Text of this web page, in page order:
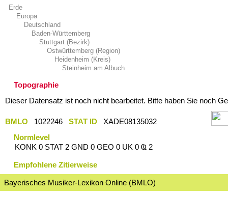
Erde
Europa
Deutschland
Baden-Württemberg
Stuttgart (Bezirk)
Ostwürttemberg (Region)
Heidenheim (Kreis)
Steinheim am Albuch
Topographie
Dieser Datensatz ist noch nicht bearbeitet. Bitte haben Sie noch
BMLO 1022246 STAT ID
XADE08135032
Normlevel
KONK 0 STAT 2 GND 0 GEO 0 UK 0 Ҩ 2
Empfohlene Zitierweise
Bayerisches Musiker-Lexikon Online (BMLO)